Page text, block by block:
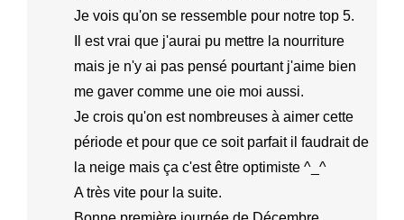
Je vois qu'on se ressemble pour notre top 5.
Il est vrai que j'aurai pu mettre la nourriture
mais je n'y ai pas pensé pourtant j'aime bien
me gaver comme une oie moi aussi.
Je crois qu'on est nombreuses à aimer cette
période et pour que ce soit parfait il faudrait de
la neige mais ça c'est être optimiste ^_^
A très vite pour la suite.